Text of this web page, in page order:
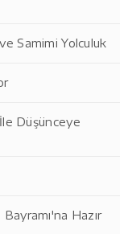
Samimi Yolculuk
Düşünceye
Hazır